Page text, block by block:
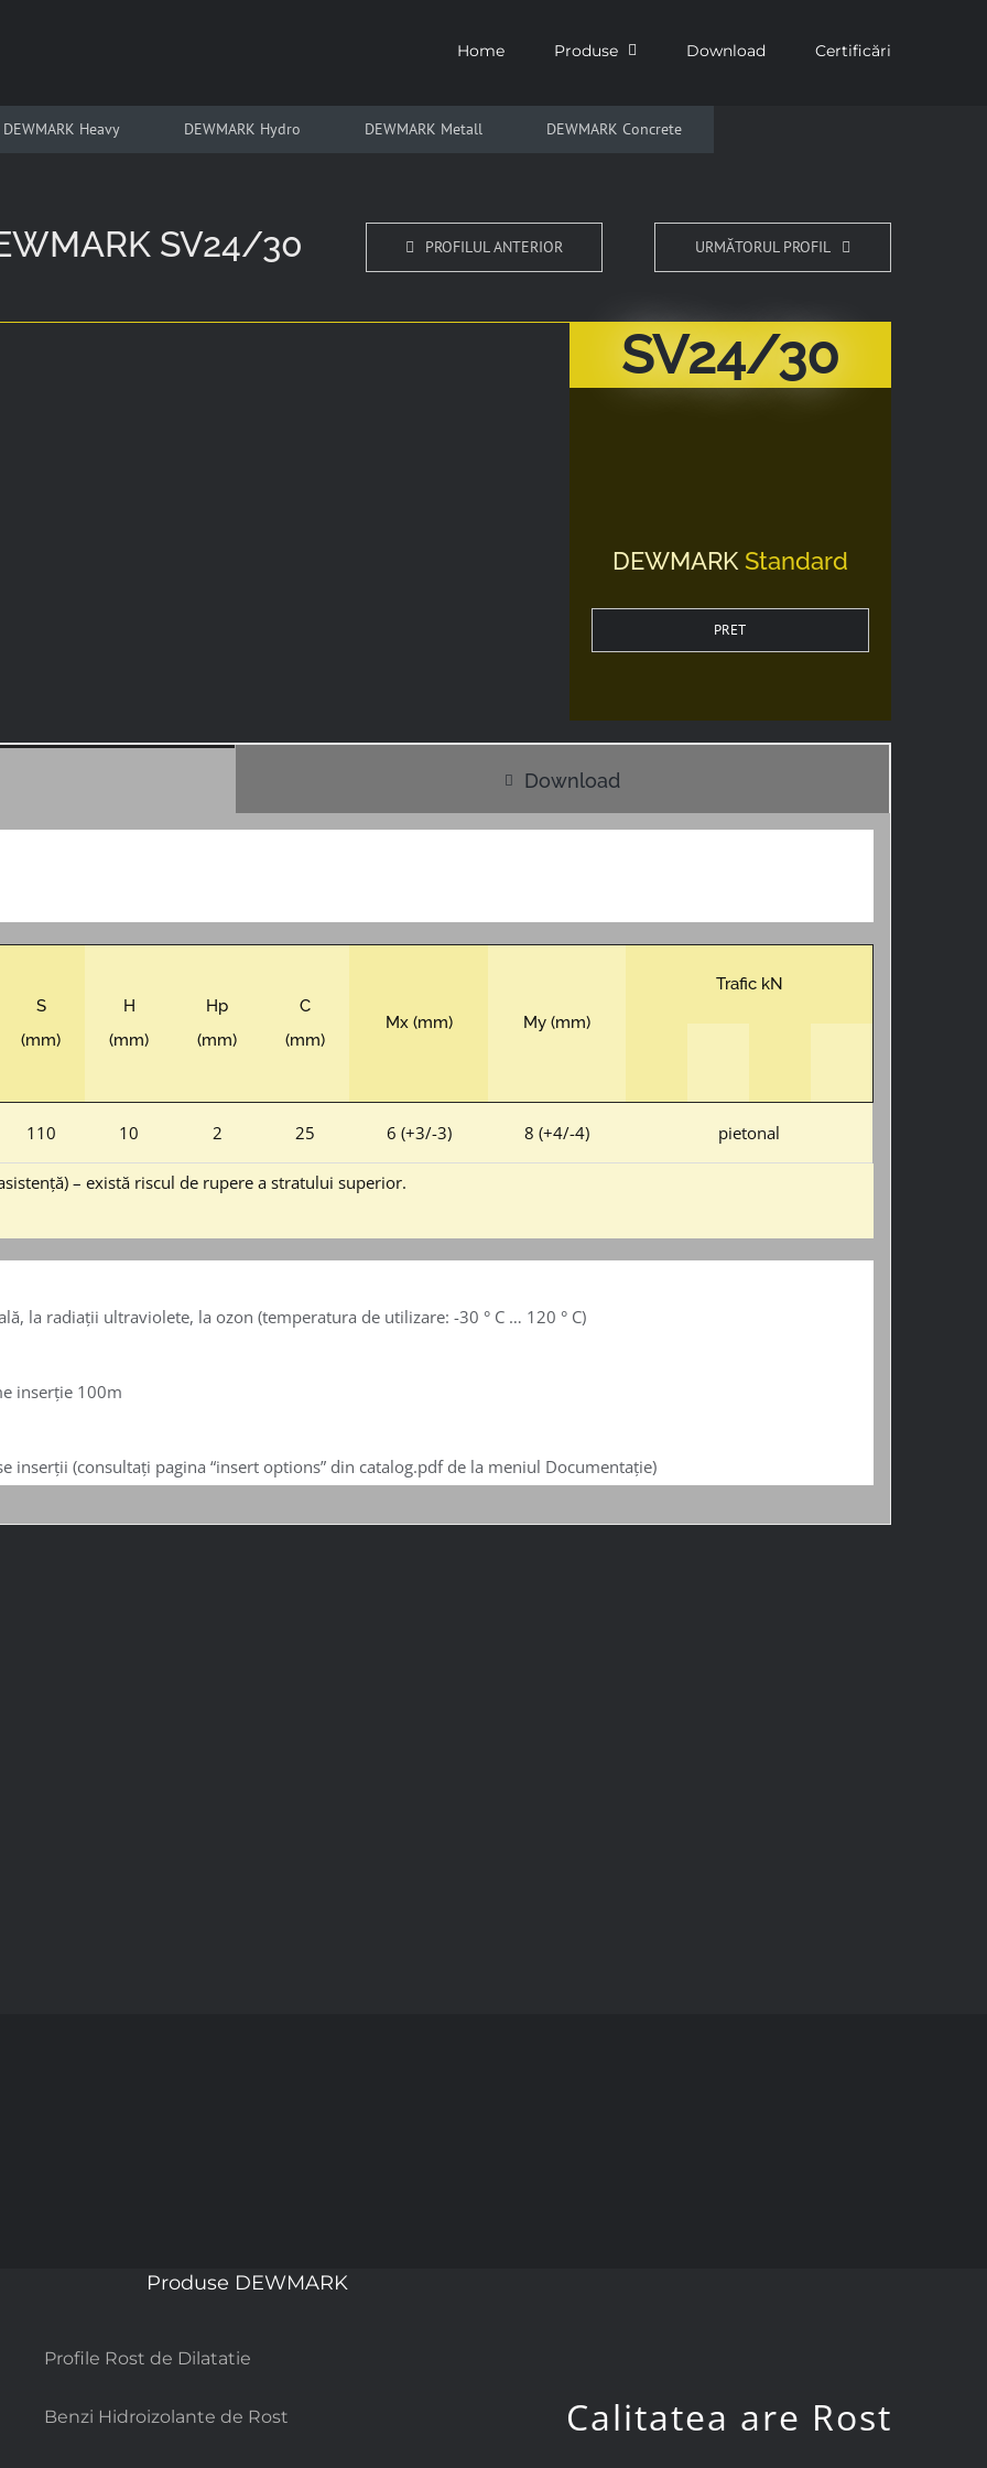
Home Produse Download Certificări
DEWMARK Heavy DEWMARK Hydro DEWMARK Metall DEWMARK Concrete
SV24/30 PROFILUL ANTERIOR URMĂTORUL PROFIL
SV24/30
DEWMARK Standard
PRET
Download
S
(mm)
H
(mm)
Hp
(mm)
C
(mm)
Mx (mm) My (mm)
Trafic kN
110 10 2 25 6 (+3/-3) 8 (+4/-4) pietonal
– există riscul de rupere a stratului superior.
la radiații ultraviolete, la ozon (temperatura de utilizare: -30 ° C … 120 ° C)
inserție 100m
inserții (consultați pagina “insert options” din catalog.pdf de la meniul Documentație)
Produse DEWMARK
Profile Rost de Dilatatie
Benzi Hidroizolante de Rost Calitatea are Rost